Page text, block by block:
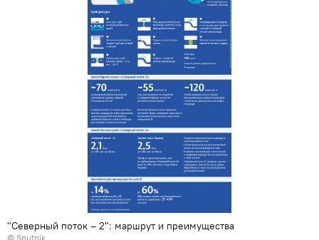
"Северный поток – 2": маршрут и преимущества
© Sputnik